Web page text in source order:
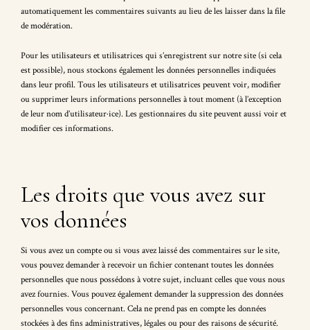
automatiquement les commentaires suivants au lieu de les laisser dans la file
de modération.
Pour les utilisateurs et utilisatrices qui s’enregistrent sur notre site (si cela
est possible), nous stockons également les données personnelles indiquées
dans leur profil. Tous les utilisateurs et utilisatrices peuvent voir, modifier
ou supprimer leurs informations personnelles à tout moment (à l’exception
de leur nom d’utilisateur·ice). Les gestionnaires du site peuvent aussi voir et
modifier ces informations.
Les droits que vous avez sur
vos données
Si vous avez un compte ou si vous avez laissé des commentaires sur le site,
vous pouvez demander à recevoir un fichier contenant toutes les données
personnelles que nous possédons à votre sujet, incluant celles que vous nous
avez fournies. Vous pouvez également demander la suppression des données
personnelles vous concernant. Cela ne prend pas en compte les données
stockées à des fins administratives, légales ou pour des raisons de sécurité.